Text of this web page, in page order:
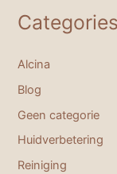
Categories
Alcina
Blog
Geen categorie
Huidverbetering
Reiniging